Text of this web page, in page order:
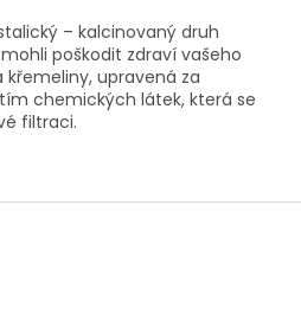
– kalcinovaný druh
poškodit zdraví vašeho
upravená za
chemických látek, která se
filtraci.